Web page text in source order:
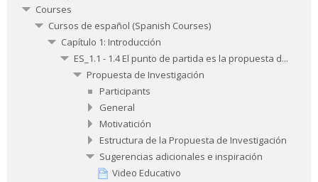
Courses
Cursos de español (Spanish Courses)
Capítulo 1: Introducción
ES_1.1 - 1.4 El punto de partida es la propuesta d...
Propuesta de Investigación
Participants
General
Motivatición
Estructura de la Propuesta de Investigación
Sugerencias adicionales e inspiración
Video Educativo